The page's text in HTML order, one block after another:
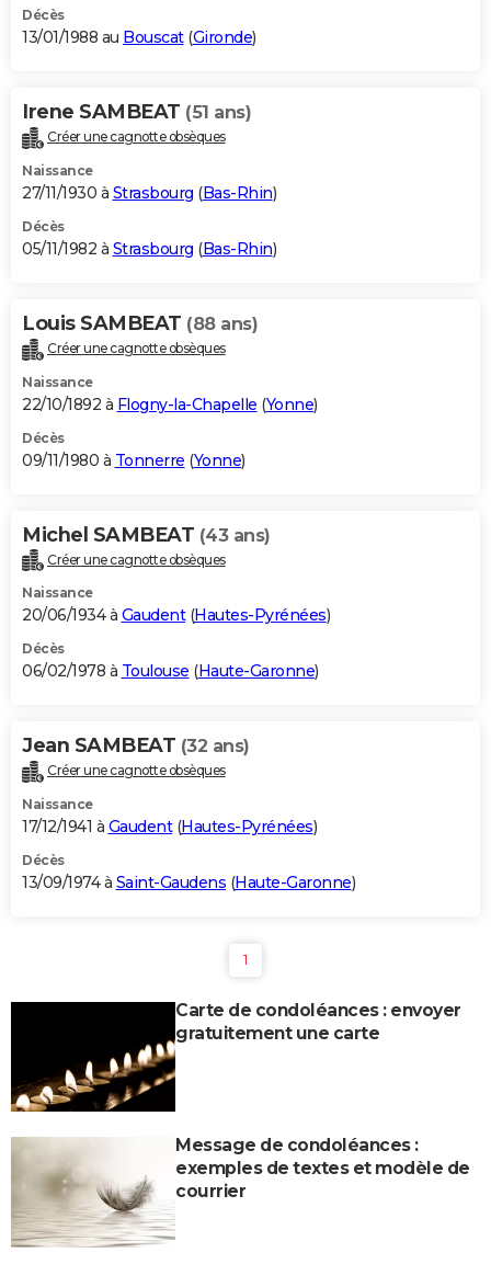
Décès
13/01/1988 au Bouscat(Gironde)
Irene SAMBEAT (51 ans)
Créer une cagnotte obsèques
Naissance
27/11/1930 à Strasbourg (Bas-Rhin)
Décès
05/11/1982 à Strasbourg (Bas-Rhin)
Louis SAMBEAT (88 ans)
Créer une cagnotte obsèques
Naissance
22/10/1892 à Flogny-la-Chapelle (Yonne)
Décès
09/11/1980 à Tonnerre (Yonne)
Michel SAMBEAT (43 ans)
Créer une cagnotte obsèques
Naissance
20/06/1934 à Gaudent(Hautes-Pyrénées)
Décès
06/02/1978 à Toulouse (Haute-Garonne)
Jean SAMBEAT (32 ans)
Créer une cagnotte obsèques
Naissance
17/12/1941 à Gaudent(Hautes-Pyrénées)
Décès
13/09/1974 à Saint-Gaudens (Haute-Garonne)
1
Carte de condoléances : envoyer
gratuitement une carte
Message de condoléances :
exemples de textes et modèle de
courrier